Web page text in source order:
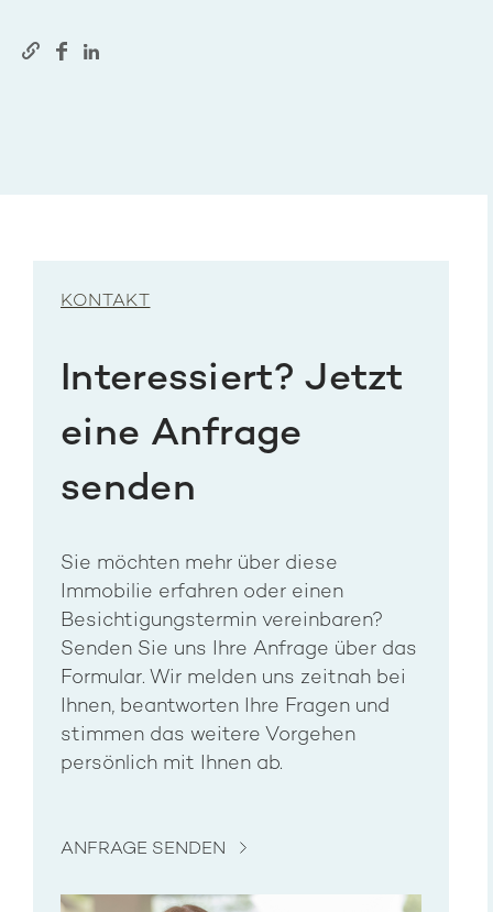
KONTAKT
Interessiert? Jetzt
eine Anfrage
senden
Sie möchten mehr über diese
Immobilie erfahren oder einen
Besichtigungstermin vereinbaren?
Senden Sie uns Ihre Anfrage über das
Formular. Wir melden uns zeitnah bei
Ihnen, beantworten Ihre Fragen und
stimmen das weitere Vorgehen
persönlich mit Ihnen ab.
ANFRAGE SENDEN